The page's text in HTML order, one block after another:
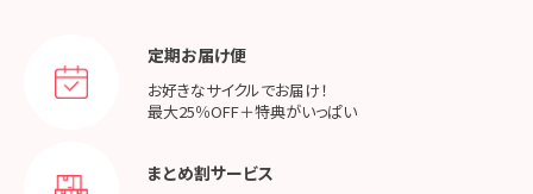
定期お届け便
お好きなサイクルでお届け！
最大25％OFF＋特典がいっぱい
まとめ割サービス